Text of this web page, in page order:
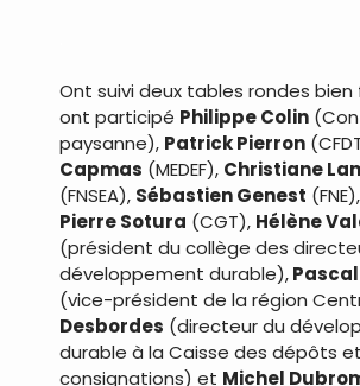
Ont suivi deux tables rondes bien
ont participé Philippe Colin
paysanne), Patrick Pierron
Capmas (MEDEF), Christiane
(FNSEA), Sébastien Genest (FNE),
Pierre Sotura (CGT), Hélène
(président du collège des
développement durable),
(vice-président de la région
Desbordes (directeur du
durable à la Caisse des dépôts
consignations) et Michel